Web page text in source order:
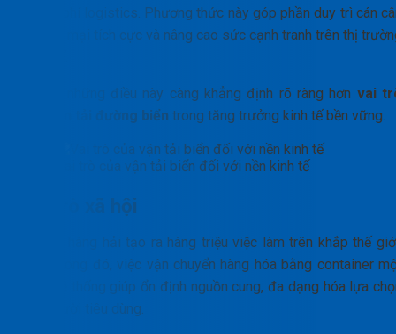
ưu chi phí logistics. Phương thức này góp phần duy trì cán
thương mại tích cực và nâng cao sức cạnh tranh trên thị
Tất cả những điều này càng khẳng định rõ ràng hơn vai
của vận tải đường biển trong tăng trưởng kinh tế bền vững.
Vai trò của vận tải biển đối với nền kinh tế
Vai trò xã hội
Kinh tế hàng hải tạo ra hàng triệu việc làm trên khắp thế
Song song đó, việc vận chuyển hàng hóa bằng container
cách hệ thống giúp ổn định nguồn cung, đa dạng hóa lựa
cho người tiêu dùng.